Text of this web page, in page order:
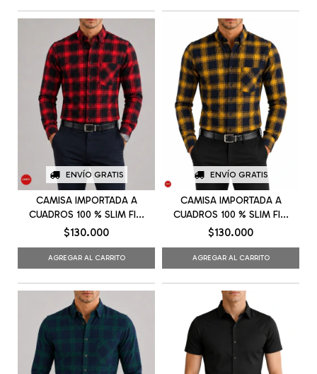
ENVÍO GRATIS
CAMISA IMPORTADA A
CUADROS 100 % SLIM FI...
$130.000
AGREGAR AL CARRITO
ENVÍO GRATIS
CAMISA IMPORTADA A
CUADROS 100 % SLIM FI...
$130.000
AGREGAR AL CARRITO